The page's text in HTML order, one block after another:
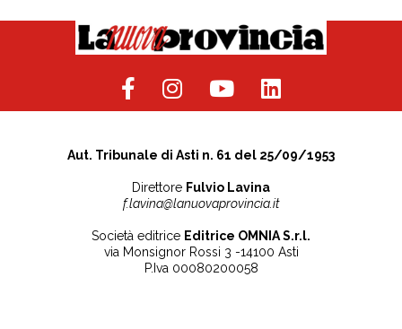
Aut. Tribunale di Asti n. 61 del 25/09/1953
Direttore Fulvio Lavina
f.lavina@lanuovaprovincia.it
Società editrice Editrice OMNIA S.r.l.
via Monsignor Rossi 3 -14100 Asti
P.Iva 00080200058